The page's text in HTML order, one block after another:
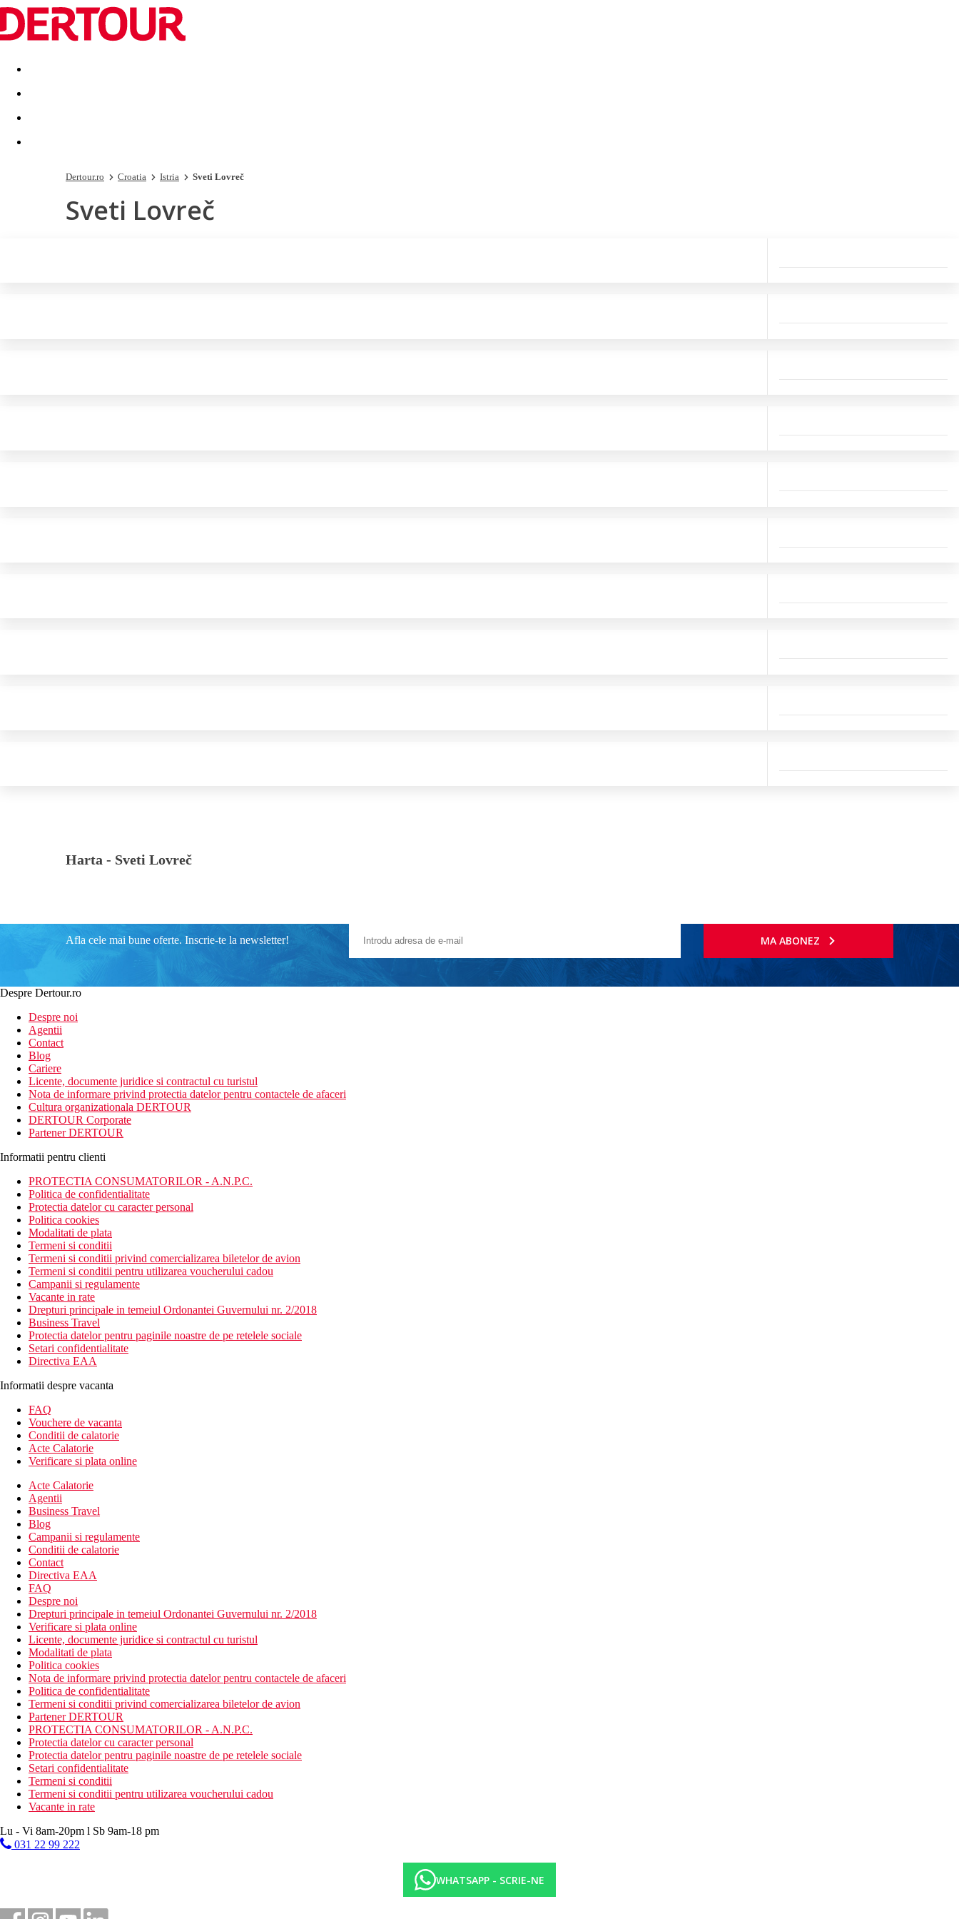
Destinatii Vacanta perfecta OFERTE DE NERATAT
Dertour.ro Croatia Istria Sveti Lovreč
Sveti Lovreč
Harta - Sveti Lovreč
Afla cele mai bune oferte. Inscrie-te la newsletter! MA ABONEZ
Despre Dertour.ro
Despre noi
Agentii
Contact
Blog
Cariere
Licente, documente juridice si contractul cu turistul
Nota de informare privind protectia datelor pentru contactele de afaceri
Cultura organizationala DERTOUR
DERTOUR Corporate
Partener DERTOUR
Informatii pentru clienti
PROTECTIA CONSUMATORILOR - A.N.P.C.
Politica de confidentialitate
Protectia datelor cu caracter personal
Politica cookies
Modalitati de plata
Termeni si conditii
Termeni si conditii privind comercializarea biletelor de avion
Termeni si conditii pentru utilizarea voucherului cadou
Campanii si regulamente
Vacante in rate
Drepturi principale in temeiul Ordonantei Guvernului nr. 2/2018
Business Travel
Protectia datelor pentru paginile noastre de pe retelele sociale
Setari confidentialitate
Directiva EAA
Informatii despre vacanta
FAQ
Vouchere de vacanta
Conditii de calatorie
Acte Calatorie
Verificare si plata online
Acte Calatorie
Agentii
Business Travel
Blog
Campanii si regulamente
Conditii de calatorie
Contact
Directiva EAA
FAQ
Despre noi
Drepturi principale in temeiul Ordonantei Guvernului nr. 2/2018
Verificare si plata online
Licente, documente juridice si contractul cu turistul
Modalitati de plata
Politica cookies
Nota de informare privind protectia datelor pentru contactele de afaceri
Politica de confidentialitate
Termeni si conditii privind comercializarea biletelor de avion
Partener DERTOUR
PROTECTIA CONSUMATORILOR - A.N.P.C.
Protectia datelor cu caracter personal
Protectia datelor pentru paginile noastre de pe retelele sociale
Setari confidentialitate
Termeni si conditii
Termeni si conditii pentru utilizarea voucherului cadou
Vacante in rate
Lu - Vi 8am-20pm l Sb 9am-18 pm
031 22 99 222
WHATSAPP - SCRIE-NE